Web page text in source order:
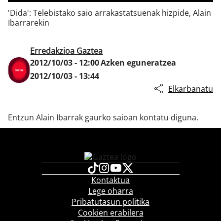
'Dida': Telebistako saio arrakastatsuenak hizpide, Alain
Ibarrarekin
Erredakzioa Gaztea
2012/10/03 - 12:00Azken eguneratzea
2012/10/03 - 13:44
Elkarbanatu
Entzun Alain Ibarrak gaurko saioan kontatu diguna.
Kontaktua
Lege oharra
Pribatutasun politika
Cookien erabilera